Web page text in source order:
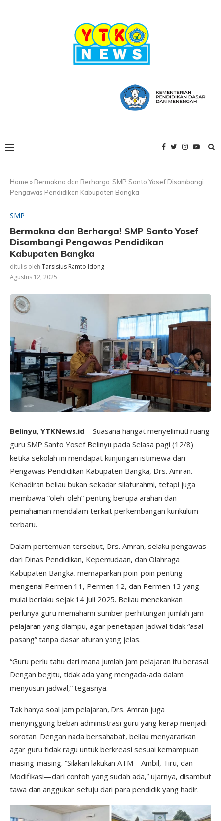
Home » Bermakna dan Berharga! SMP Santo Yosef Disambangi
Pengawas Pendidikan Kabupaten Bangka
SMP
Bermakna dan Berharga! SMP Santo Yosef
Disambangi Pengawas Pendidikan
Kabupaten Bangka
ditulis oleh Tarsisius Ramto Idong
Agustus 12, 2025
Belinyu, YTKNews.id – Suasana hangat menyelimuti ruang
guru SMP Santo Yosef Belinyu pada Selasa pagi (12/8)
ketika sekolah ini mendapat kunjungan istimewa dari
Pengawas Pendidikan Kabupaten Bangka, Drs. Amran.
Kehadiran beliau bukan sekadar silaturahmi, tetapi juga
membawa “oleh-oleh” penting berupa arahan dan
pemahaman mendalam terkait perkembangan kurikulum
terbaru.
Dalam pertemuan tersebut, Drs. Amran, selaku pengawas
dari Dinas Pendidikan, Kepemudaan, dan Olahraga
Kabupaten Bangka, memaparkan poin-poin penting
mengenai Permen 11, Permen 12, dan Permen 13 yang
mulai berlaku sejak 14 Juli 2025. Beliau menekankan
perlunya guru memahami sumber perhitungan jumlah jam
pelajaran yang diampu, agar penetapan jadwal tidak “asal
pasang” tanpa dasar aturan yang jelas.
“Guru perlu tahu dari mana jumlah jam pelajaran itu berasal.
Dengan begitu, tidak ada yang mengada-ada dalam
menyusun jadwal,” tegasnya.
Tak hanya soal jam pelajaran, Drs. Amran juga
menyinggung beban administrasi guru yang kerap menjadi
sorotan. Dengan nada bersahabat, beliau menyarankan
agar guru tidak ragu untuk berkreasi sesuai kemampuan
masing-masing. “Silakan lakukan ATM—Ambil, Tiru, dan
Modifikasi—dari contoh yang sudah ada,” ujarnya, disambut
tawa dan anggukan setuju dari para pendidik yang hadir.